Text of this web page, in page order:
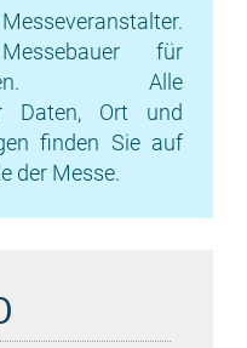
für
Alle
Daten, Ort und
finden Sie auf
der Messe.